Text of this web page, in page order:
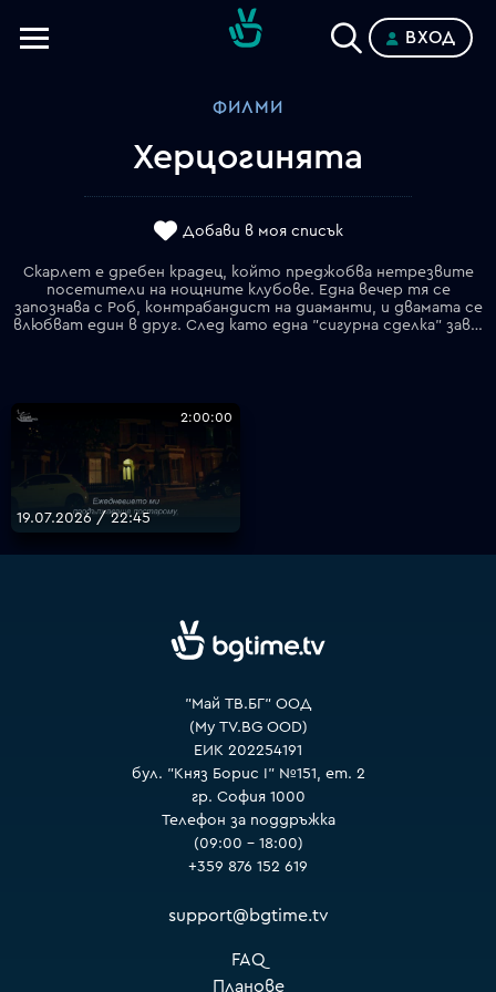
ВХОД
ФИЛМИ
Херцогинята
Добави в моя списък
Скарлет е дребен крадец, който преджобва нетрезвите
посетители на нощните клубове. Една вечер тя се
запознава с Роб, контрабандист на диаманти, и двамата се
влюбват един в друг. След като една "сигурна сделка" завършва в кръвопролитие, и със смъртта на Роб, Скарлет става известна като "Херцогинята", решена на кърваво отмъщение.
2:00:00
19.07.2026 / 22:45
"Май ТВ.БГ" ООД
(My TV.BG OOD)
ЕИК 202254191
бул. "Княз Борис I" №151, ет. 2
гр. София 1000
Телефон за поддръжка
(09:00 – 18:00)
+359 876 152 619
support@bgtime.tv
FAQ
Планове